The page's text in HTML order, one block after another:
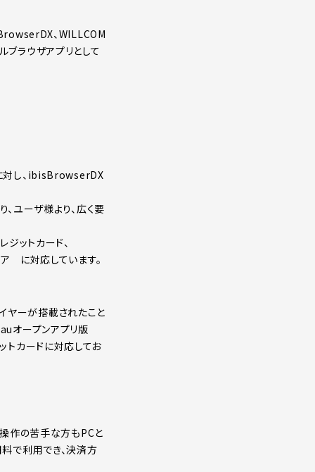
、WILLCOM
ラウザアプリとして
対し、ibisBrowserDX
ーザ様より、広く要
ットカード、
に対応しています。
ヤーが搭載されたこと
オープンアプリ版
カードに対応してお
作の苦手な方もPCと
で利用でき、決済方